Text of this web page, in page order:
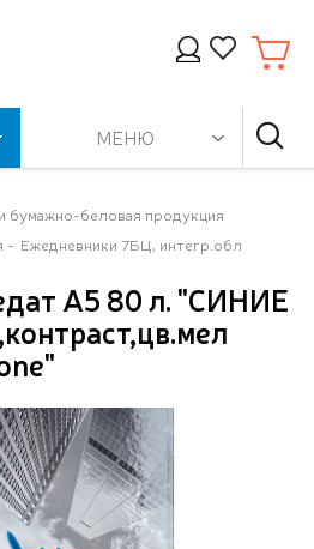
МЕНЮ
бумажно-беловая продукция
Ежедневники 7БЦ, интегр.обл
А5 80 л. "СИНИЕ